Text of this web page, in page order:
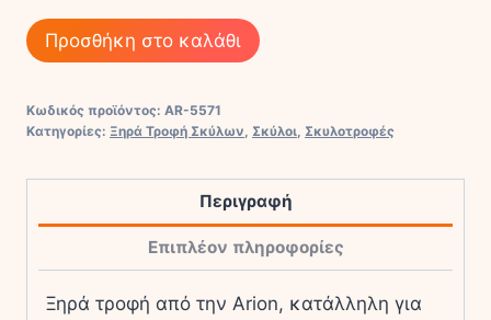
ARION
Fresh
12kg
Προσθήκη στο καλάθι
Κωδικός προϊόντος: AR-5571
Κατηγορίες: Ξηρά Τροφή Σκύλων, Σκύλοι, Σκυλοτροφές
Περιγραφή
Επιπλέον πληροφορίες
Ξηρά τροφή από την Arion, κατάλληλη για